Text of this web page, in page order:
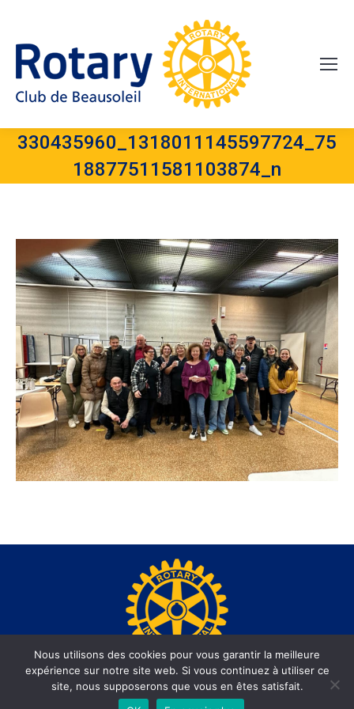
330435960_1318011145597724_75
18877511581103874_n
www.rotary-beausoleil.org - Site réalisé par l'agence web
informatiques.com
Nous utilisons des cookies pour vous garantir la meilleure
expérience sur notre site web. Si vous continuez à utiliser ce
site, nous supposerons que vous en êtes satisfait.